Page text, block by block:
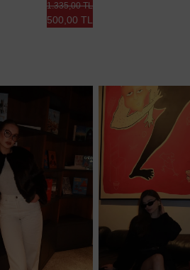
500,00 TL
1.335,00 TL